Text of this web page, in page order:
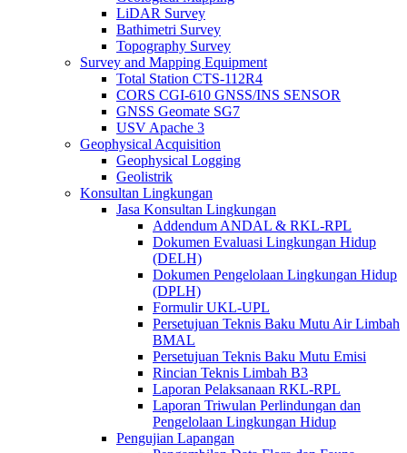
LiDAR Survey
Bathimetri Survey
Topography Survey
Survey and Mapping Equipment
Total Station CTS-112R4
CORS CGI-610 GNSS/INS SENSOR
GNSS Geomate SG7
USV Apache 3
Geophysical Acquisition
Geophysical Logging
Geolistrik
Konsultan Lingkungan
Jasa Konsultan Lingkungan
Addendum ANDAL & RKL-RPL
Dokumen Evaluasi Lingkungan Hidup
(DELH)
Dokumen Pengelolaan Lingkungan Hidup
(DPLH)
Formulir UKL-UPL
Persetujuan Teknis Baku Mutu Air Limbah
BMAL
Persetujuan Teknis Baku Mutu Emisi
Rincian Teknis Limbah B3
Laporan Pelaksanaan RKL-RPL
Laporan Triwulan Perlindungan dan
Pengelolaan Lingkungan Hidup
Pengujian Lapangan